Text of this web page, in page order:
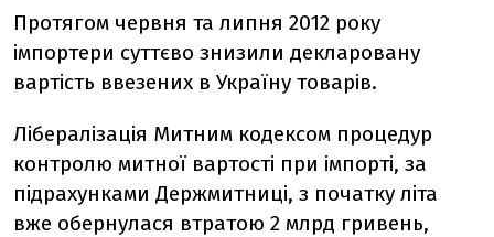
Протягом червня та липня 2012 року
імпортери суттєво знизили декларовану
вартість ввезених в Україну товарів.
Лібералізація Митним кодексом процедур
контролю митної вартості при імпорті, за
підрахунками Держмитниці, з початку літа
вже обернулася втратою 2 млрд гривень,